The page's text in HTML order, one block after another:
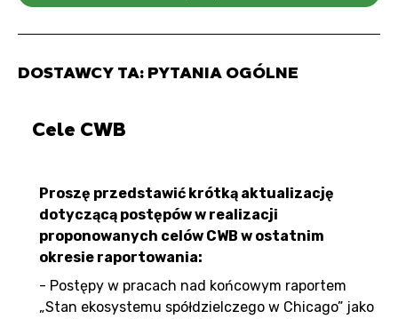
DOSTAWCY TA: PYTANIA OGÓLNE
Cele CWB
Proszę przedstawić krótką aktualizację
dotyczącą postępów w realizacji
proponowanych celów CWB w ostatnim
okresie raportowania:
- Postępy w pracach nad końcowym raportem
„Stan ekosystemu spółdzielczego w Chicago” jako